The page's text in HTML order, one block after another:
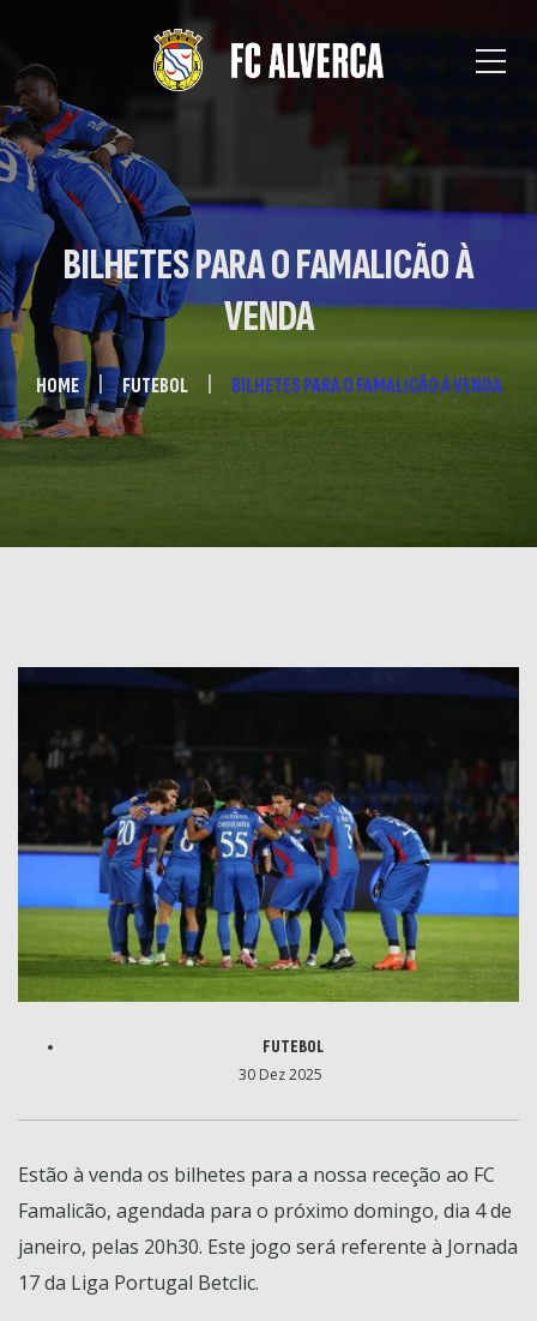
BILHETES PARA O FAMALICÃO À
VENDA
HOME FUTEBOL BILHETES PARA O FAMALICÃO À VENDA
FUTEBOL
30 Dez 2025
Estão à venda os bilhetes para a nossa receção ao FC
Famalicão, agendada para o próximo domingo, dia 4 de
janeiro, pelas 20h30. Este jogo será referente à Jornada
17 da Liga Portugal Betclic.